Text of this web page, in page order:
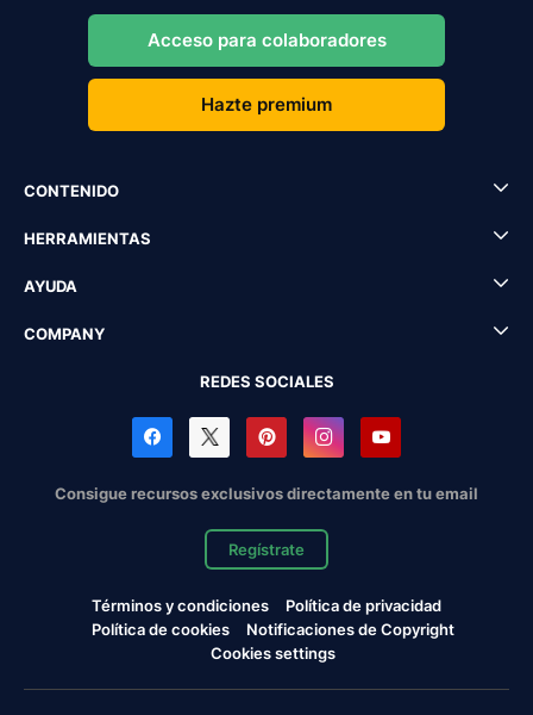
Acceso para colaboradores
Hazte premium
CONTENIDO
HERRAMIENTAS
AYUDA
COMPANY
REDES SOCIALES
Consigue recursos exclusivos directamente en tu email
Regístrate
Términos y condiciones
Política de privacidad
Política de cookies
Notificaciones de Copyright
Cookies settings